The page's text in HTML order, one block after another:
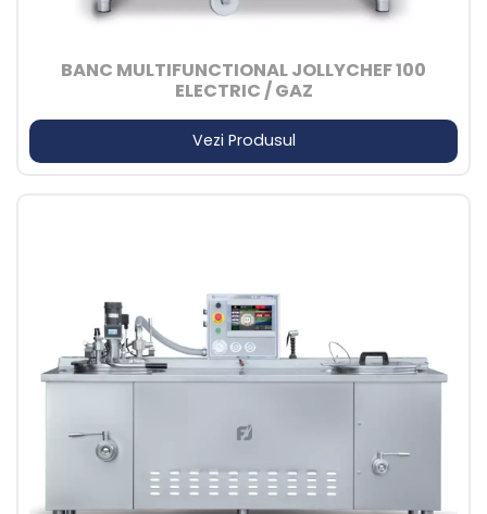
BANC MULTIFUNCTIONAL JOLLYCHEF 100
ELECTRIC / GAZ
Vezi Produsul